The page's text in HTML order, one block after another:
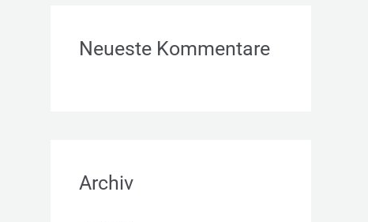
Neueste Kommentare
Archiv